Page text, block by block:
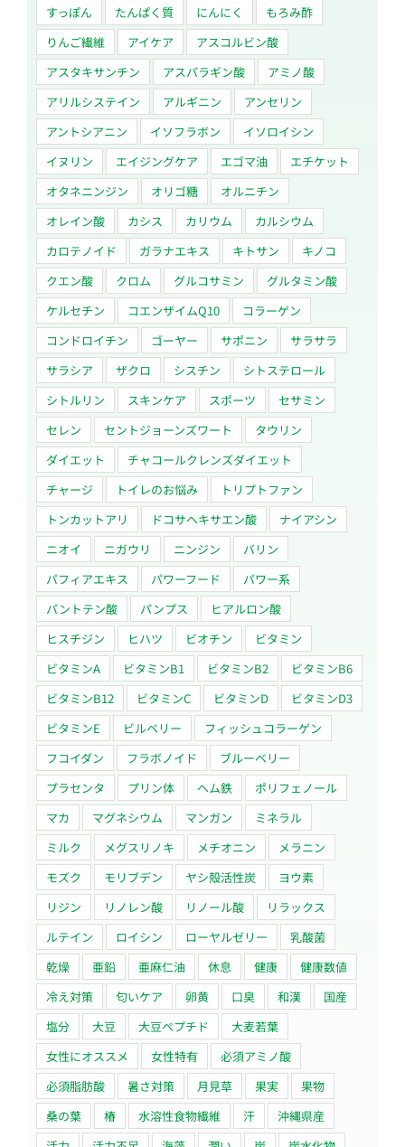
すっぽん
たんぱく質 にんにく
もろみ酢
りんご繊維
アイケア
アスコルビン酸
アスタキサンチン
アスパラギン酸
アミノ酸
アリルシステイン
アルギニン
アンセリン
アントシアニン
イソフラボン
イソロイシン
イヌリン
エイジングケア エゴマ油
エチケット
オタネニンジン
オリゴ糖
オルニチン
オレイン酸
カシス カリウム
カルシウム
カロテノイド
ガラナエキス キトサン
キノコ
クエン酸
クロム グルコサミン
グルタミン酸
ケルセチン
コエンザイムQ10
コラーゲン
コンドロイチン
ゴーヤー サポニン
サラサラ
サラシア
ザクロ シスチン
シトステロール
シトルリン
スキンケア スポーツ
セサミン
セレン
セントジョーンズワート
タウリン
ダイエット
チャコールクレンズダイエット
チャージ
トイレのお悩み
トリプトファン
トンカットアリ
ドコサヘキサエン酸
ナイアシン
ニオイ
ニガウリ ニンジン
バリン
パフィアエキス
パワーフード
パワー系
パントテン酸
パンプス
ヒアルロン酸
ヒスチジン
ヒハツ ビオチン
ビタミン
ビタミンA
ビタミンB1 ビタミンB2
ビタミンB6
ビタミンB12
ビタミンC ビタミンD
ビタミンD3
ビタミンE
ビルベリー
フィッシュコラーゲン
フコイダン
フラボノイド
ブルーベリー
プラセンタ
プリン体 ヘム鉄
ポリフェノール
マカ
マグネシウム マンガン
ミネラル
ミルク
メグスリノキ メチオニン
メラニン
モズク
モリブデン ヤシ殻活性炭
ヨウ素
リジン
リノレン酸 リノール酸
リラックス
ルテイン
ロイシン ローヤルゼリー
乳酸菌
乾燥
亜鉛 亜麻仁油 休息 健康
健康数値
冷え対策
匂いケア 卵黄 口臭 和漢
国産
塩分
大豆 大豆ペプチド
大麦若葉
女性にオススメ
女性特有
必須アミノ酸
必須脂肪酸
暑さ対策 月見草 果実
果物
桑の葉
椿 水溶性食物繊維 汗
沖縄県産